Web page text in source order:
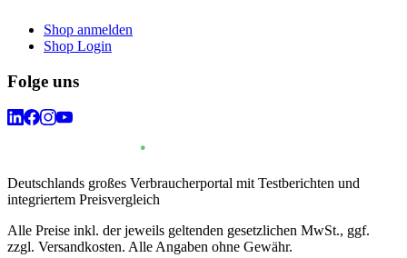
Shop anmelden
Shop Login
Folge uns
Deutschlands großes Verbraucherportal mit Testberichten und
integriertem Preisvergleich
Alle Preise inkl. der jeweils geltenden gesetzlichen MwSt., ggf.
zzgl. Versandkosten. Alle Angaben ohne Gewähr.